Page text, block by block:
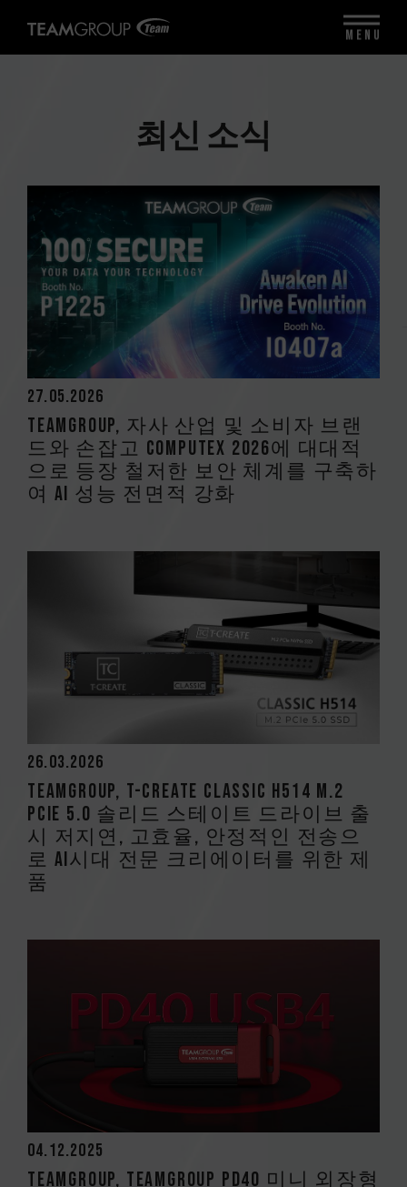
최신 소식
27.05.2026
TEAMGROUP, 자사 산업 및 소비자 브랜
드와 손잡고 COMPUTEX 2026에 대대적
으로 등장 철저한 보안 체계를 구축하
여 AI 성능 전면적 강화
26.03.2026
TEAMGROUP, T-CREATE CLASSIC H514 M.2
PCIe 5.0 솔리드 스테이트 드라이브 출
시 저지연, 고효율, 안정적인 전송으
로 AI시대 전문 크리에이터를 위한 제
품
04.12.2025
TEAMGROUP, TEAMGROUP PD40 미니 외장형
MENU